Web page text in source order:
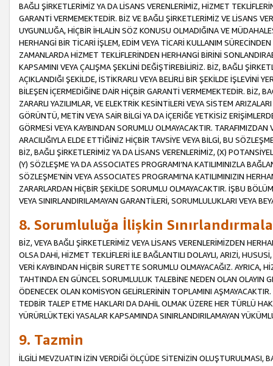
BAĞLI ŞİRKETLERİMİZ YA DA LİSANS VERENLERİMİZ, HİZMET
GARANTİ VERMEMEKTEDİR. BİZ VE BAĞLI ŞİRKETLERİMİZ VE LİSANS
UYGUNLUĞA, HİÇBİR İHLALİN SÖZ KONUSU OLMADIĞINA VE
HERHANGİ BİR TİCARİ İŞLEM, EDİM VEYA TİCARİ KULLANIM
ZAMANLARDA HİZMET TEKLİFLERİNDEN HERHANGİ BİRİNİ
KAPSAMINI VEYA ÇALIŞMA ŞEKLİNİ DEĞİŞTİREBİLİRİZ. BİZ, BAĞLI
AÇIKLANDIĞI ŞEKİLDE, İSTİKRARLI VEYA BELİRLİ BİR ŞEKİLDE İŞLEVİNİ
BİLEŞEN İÇERMEDİĞİNE DAİR HİÇBİR GARANTİ VERMEMEKTEDİR. BİZ,
ZARARLI YAZILIMLAR, VE ELEKTRİK KESİNTİLERİ VEYA SİSTEM
GÖRÜNTÜ, METİN VEYA SAİR BİLGİ YA DA İÇERİĞE YETKİSİZ
GÖRMESİ VEYA KAYBINDAN SORUMLU OLMAYACAKTIR.
ARACILIĞIYLA ELDE ETTİĞİNİZ HİÇBİR TAVSİYE VEYA BİLGİ, BU
BİZ, BAĞLI ŞİRKETLERİMİZ YA DA LİSANS VERENLERİMİZ, (X)
(Y) SÖZLEŞME YA DA ASSOCIATES PROGRAMI’NA KATILIMINIZLA
SÖZLEŞME’NİN VEYA ASSOCIATES PROGRAMI’NA KATILIMINIZIN
ZARARLARDAN HİÇBİR ŞEKİLDE SORUMLU OLMAYACAKTIR. İŞBU
VEYA SINIRLANDIRILAMAYAN GARANTİLERİ, SORUMLULUKLARI VEYA
8. Sorumluluğa İlişkin
BİZ, VEYA BAĞLI ŞİRKETLERİMİZ VEYA LİSANS VERENLERİMİZDEN
OLSA DAHİ, HİZMET TEKLİFLERİ İLE BAĞLANTILI DOLAYLI, ARIZİ,
VERİ KAYBINDAN HİÇBİR SURETTE SORUMLU OLMAYACAĞIZ. AYRICA,
TAHTINDA EN GÜNCEL SORUMLULUK TALEBİNE NEDEN OLAN OLAYIN
ÖDENECEK OLAN KOMİSYON GELİRLERİNİN TOPLAMINI
TEDBİR TALEP ETME HAKLARI DA DAHİL OLMAK ÜZERE HER TÜRLÜ
YÜRÜRLÜKTEKİ YASALAR KAPSAMINDA SINIRLANDIRILAMAYAN
9. Tazmin
İLGİLİ MEVZUATIN İZİN VERDİĞİ ÖLÇÜDE SİTENİZİN OLUŞTURULMASI,